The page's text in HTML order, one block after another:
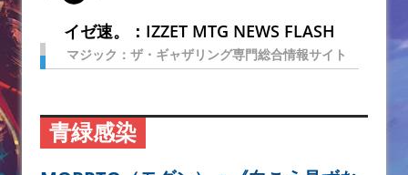
イゼ速。：IZZET MTG NEWS FLASH
マジック：ザ・ギャザリング専門総合情報サイト
青緑感染